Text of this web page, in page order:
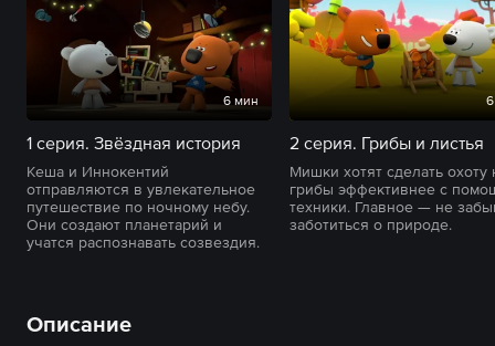
6 мин
1 серия. Звёздная история
Кеша и Иннокентий
отправляются в увлекательное
путешествие по ночному небу.
Они создают планетарий и
учатся распознавать созвездия.
2 серия. Грибы и листья
Мишки хотят сделать охоту
грибы эффективнее с
техники. Главное — не
заботиться о природе.
Описание